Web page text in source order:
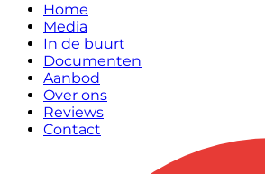
Home
Media
In de buurt
Documenten
Aanbod
Over ons
Reviews
Contact